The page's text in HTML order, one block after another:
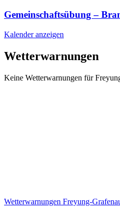
Gemeinschaftsübung –
Kalender anzeigen
Wetterwarnungen
Keine Wetterwarnungen für
Wetterwarnungen Freyung-